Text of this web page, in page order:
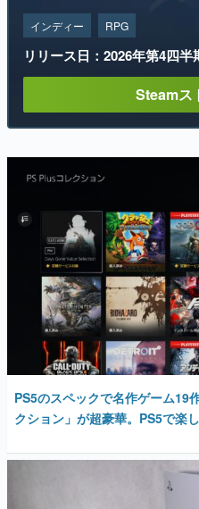
インディー RPG
リリース日：2026年第4四半
Steamス
PS5のスペックで名作ゲーム19
クション」が超豪華。PS5で楽